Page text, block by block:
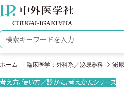
株式会社 中外医学社
検索キーワード
ホーム 臨床医学：外科系／泌尿器科
考え方，使い方／診かた，考えかたシリーズ